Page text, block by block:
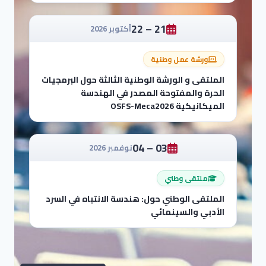
21 – 22 أكتوبر 2026
ورشة عمل وطنية
الملتقى و الورشة الوطنية الثالثة حول البرمجيات
الحرة والمفتوحة المصدر في الهندسة
الميكانيكية OSFS-Meca2026
03 – 04 نوفمبر 2026
ملتقى وطني
الملتقى الوطني حول: هندسة الانتباه في السرد
الأدبي والسينمائي